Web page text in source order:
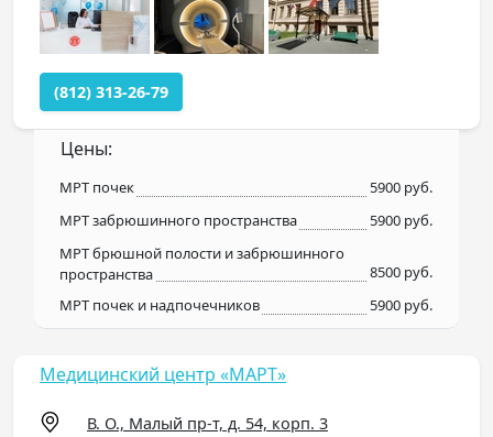
(812) 313-26-79
Цены:
МРТ почек
5900 руб.
МРТ забрюшинного пространства
5900 руб.
МРТ брюшной полости и забрюшинного
пространства
8500 руб.
МРТ почек и надпочечников
5900 руб.
Медицинский центр «МАРТ»
В. О., Малый пр-т, д. 54, корп. 3